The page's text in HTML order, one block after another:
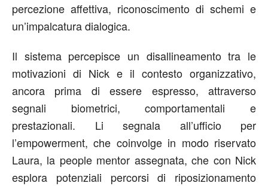
percezione affettiva, riconoscimento di schemi e
un’impalcatura dialogica.
Il sistema percepisce un disallineamento tra le
motivazioni di Nick e il contesto organizzativo,
ancora prima di essere espresso, attraverso
segnali biometrici, comportamentali e
prestazionali. Li segnala all’ufficio per
l’empowerment, che coinvolge in modo riservato
Laura, la people mentor assegnata, che con Nick
esplora potenziali percorsi di riposizionamento